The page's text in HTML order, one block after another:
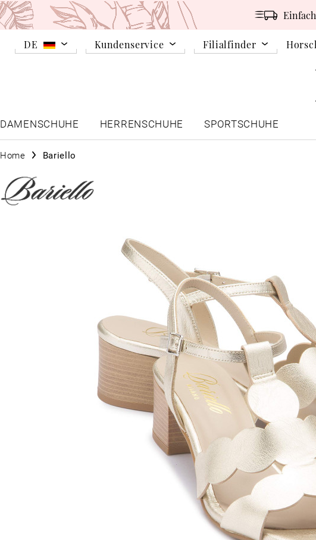
DE Kundenservice Filialfinder
DAMENSCHUHE
HERRENSCHUHE SPORTSCHUHE
Home Bariello